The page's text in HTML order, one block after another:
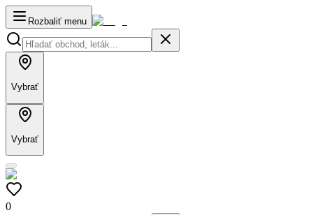
Rozbaliť menu
Vybrať
Vybrať
0